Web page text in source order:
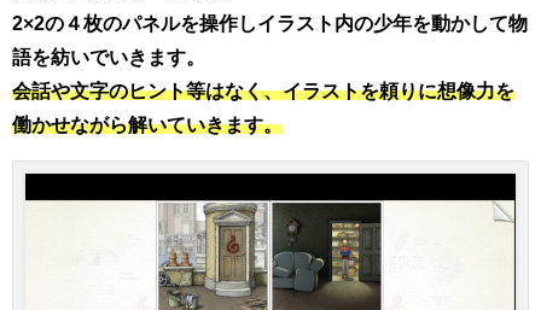
2×2の４枚のパネルを操作しイラスト内の少年を動かして物
語を紡いでいきます。
会話や文字のヒント等はなく、イラストを頼りに想像力を
働かせながら解いていきます。